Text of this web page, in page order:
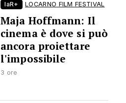
laR+ LOCARNO FILM FESTIVAL
Maja Hoffmann: Il
cinema è dove si può
ancora proiettare
l'impossibile
3 ore